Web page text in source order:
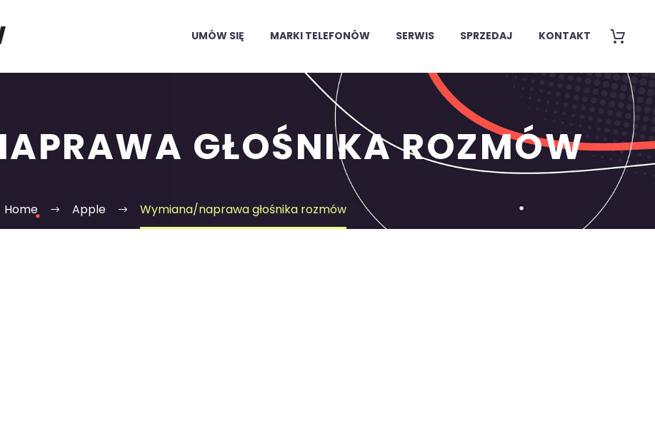
UMÓW SIĘ MARKI TELEFONÓW SERWIS SPRZEDAJ KONTAKT
GŁOŚNIKA ROZMÓW
Home Apple Wymiana/naprawa głośnika rozmów